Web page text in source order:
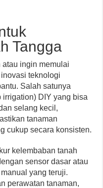
Tangga
ingin memulai
teknologi
Salah satunya
DIY yang bisa
selang kecil,
tanaman
cukup secara konsisten.
kelembaban tanah
sensor dasar atau
yang teruji.
perawatan tanaman,